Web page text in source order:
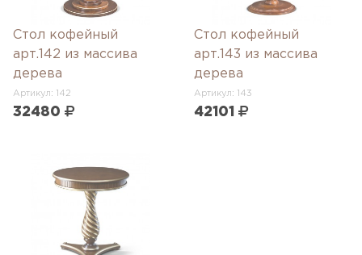
Стол кофейный
арт.142 из массива
дерева
Артикул: 142
32480
Стол кофейный
арт.143 из массива
дерева
Артикул: 143
42101